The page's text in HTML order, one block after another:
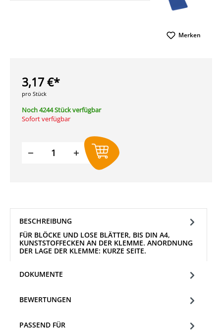
Merken
3,17 €*
pro Stück
Noch 4244 Stück verfügbar
Sofort verfügbar
Produkt Anzahl: Gib den
BESCHREIBUNG
FÜR BLÖCKE UND LOSE BLÄTTER, BIS DIN A4,
KUNSTSTOFFECKEN AN DER KLEMME. ANORDNUNG
DER LAGE DER KLEMME: KURZE SEITE.
DOKUMENTE
BEWERTUNGEN
PASSEND FÜR